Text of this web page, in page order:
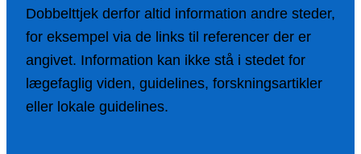
Dobbelttjek derfor altid information andre steder,
for eksempel via de links til referencer der er
angivet. Information kan ikke stå i stedet for
lægefaglig viden, guidelines, forskningsartikler
eller lokale guidelines.